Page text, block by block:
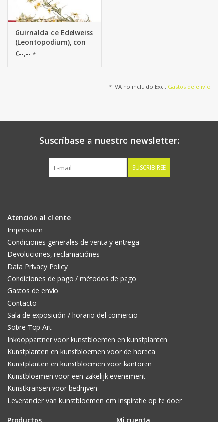
Guirnalda de Edelweiss
(Leontopodium), con
72 flores (37L/ 34M) y
€--,-- *
* IVA no incluido Excl. Gastos de envío
Suscríbase a nuestro newsletter:
SUSCRIBIRSE
Atención al cliente
Impressum
Condiciones generales de venta y entrega
Devoluciones, reclamaciónes
Data Privacy Policy
Condiciones de pago / métodos de pago
Gastos de envío
Contacto
Sala de exposición / horario del comercio
Sobre Top Art
Inkooppartner voor kunstbloemen en kunstplanten
Kunstplanten en kunstbloemen voor de horeca
Kunstplanten en kunstbloemen voor kantoren
Kunstbloemen voor een zakelijk evenement
Kunstkransen voor bedrijven
Leverancier van kunstbloemen om inspiratie op te doen
Productos Mi cuenta